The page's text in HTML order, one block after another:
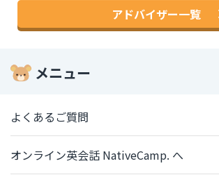
アドバイザー一覧
メニュー
よくあるご質問
オンライン英会話 NativeCamp. へ